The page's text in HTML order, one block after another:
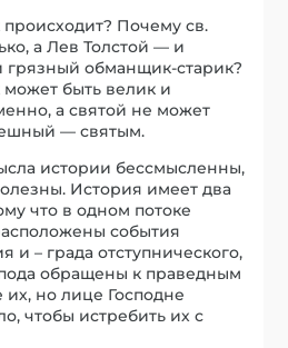
Почему св.
а Лев Толстой — и
грязный обманщик-старик?
быть велик и
а святой не может
— святым.
истории бессмысленны,
История имеет два
что в одном потоке
события
и – града отступнического,
обращены к праведным
но лице Господне
чтобы истребить их с